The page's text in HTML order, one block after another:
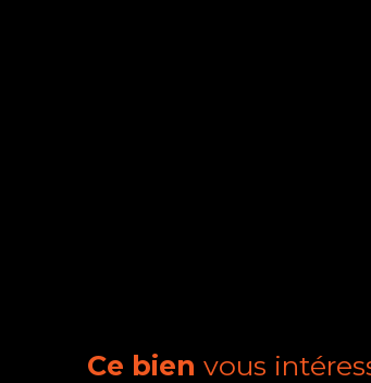
Ce bien vous